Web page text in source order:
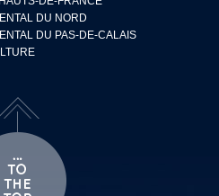
DU NORD
DU PAS-DE-CALAIS